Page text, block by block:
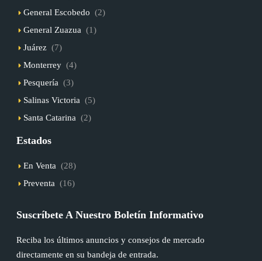
General Escobedo (2)
General Zuazua (1)
Juárez (7)
Monterrey (4)
Pesquería (3)
Salinas Victoria (5)
Santa Catarina (2)
Estados
En Venta (28)
Preventa (16)
Suscríbete A Nuestro Boletín Informativo
Reciba los últimos anuncios y consejos de mercado
directamente en su bandeja de entrada.